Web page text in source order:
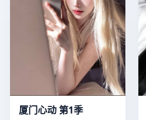
厦门心动 第1季